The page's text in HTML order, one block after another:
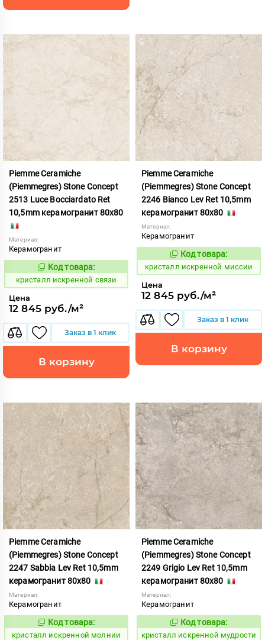
Piemme Ceramiche
(Piemmegres) Stone Concept
2513 Luce Bocciardato Ret
10,5mm керамогранит 80x80
Материал:
Керамогранит
817086
Код товара:
кристалл искренной связи
Цена
12 845 руб./м²
Заказ в 1 клик
В корзину
Piemme Ceramiche
(Piemmegres) Stone Concept
2246 Bianco Lev Ret 10,5mm
керамогранит 80x80
Материал:
Керамогранит
817052
Код товара:
кристалл искренной миссии
Цена
12 845 руб./м²
Заказ в 1 клик
В корзину
Piemme Ceramiche
(Piemmegres) Stone Concept
2247 Sabbia Lev Ret 10,5mm
керамогранит 80x80
Материал:
Керамогранит
817053
Код товара:
кристалл искренной молнии
Piemme Ceramiche
(Piemmegres) Stone Concept
2249 Grigio Lev Ret 10,5mm
керамогранит 80x80
Материал:
Керамогранит
817055
Код товара:
кристалл искренной мудрости